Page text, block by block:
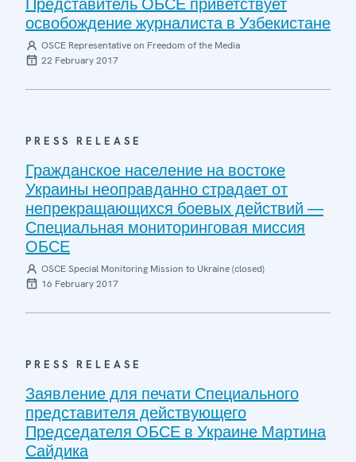
освобождение журналиста в Узбекистане
OSCE Representative on Freedom of the Media
22 February 2017
PRESS RELEASE
Гражданское население на востоке
Украины неоправданно страдает от
непрекращающихся боевых действий —
Специальная мониторинговая миссия
ОБСЕ
OSCE Special Monitoring Mission to Ukraine (closed)
16 February 2017
PRESS RELEASE
Заявление для печати Специального
представителя действующего
Председателя ОБСЕ в Украине Мартина
Сайдика